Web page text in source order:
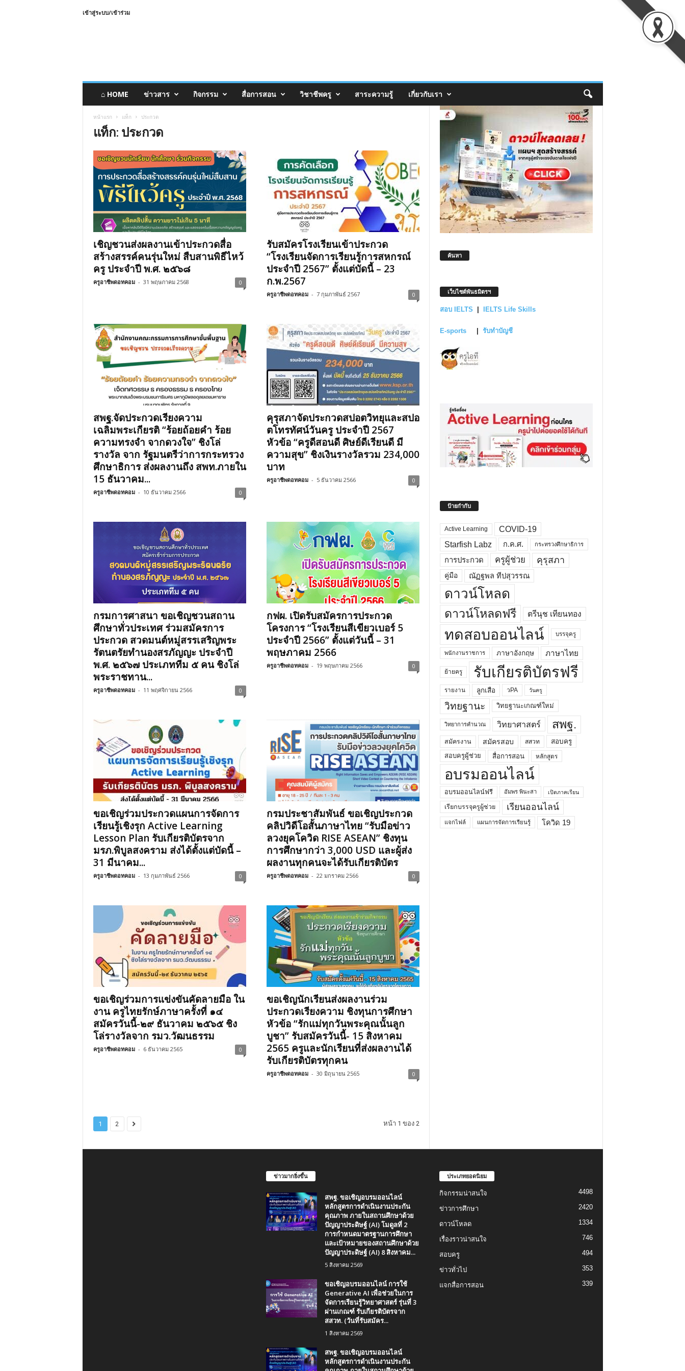
เข้าสู่ระบบ/เข้าร่วม
⌂ HOME ข่าวสาร กิจกรรม สื่อการสอน วิชาชีพครู สาระความรู้ เกี่ยวกับเรา
หน้าแรก แท็ก ประกวด
แท็ก: ประกวด
เชิญชวนส่งผลงานเข้าประกวดสื่อ
สร้างสรรค์คนรุ่นใหม่ สืบสานพิธีไหว้
ครู ประจำปี พ.ศ. ๒๕๖๘
ครูอาชีพดอทคอม - 31 พฤษภาคม 2568 0
รับสมัครโรงเรียนเข้าประกวด
“โรงเรียนจัดการเรียนรู้การสหกรณ์
ประจำปี 2567” ตั้งแต่บัดนี้ – 23
ก.พ.2567
ครูอาชีพดอทคอม - 7 กุมภาพันธ์ 2567 0
สพฐ.จัดประกวดเรียงความ
เฉลิมพระเกียรติ “ร้อยถ้อยคำ ร้อย
ความทรงจำ จากดวงใจ” ชิงโล่
รางวัล จาก รัฐมนตรีว่าการกระทรวง
ศึกษาธิการ ส่งผลงานถึง สพท.ภายใน
15 ธันวาคม...
ครูอาชีพดอทคอม - 10 ธันวาคม 2566 0
คุรุสภาจัดประกวดสปอตวิทยุและสปอ
ตโทรทัศน์วันครู ประจำปี 2567
หัวข้อ “ครูดีสอนดี ศิษย์ดีเรียนดี มี
ความสุข” ชิงเงินรางวัลรวม 234,000
บาท
ครูอาชีพดอทคอม - 5 ธันวาคม 2566 0
กรมการศาสนา ขอเชิญชวนสถาน
ศึกษาทั่วประเทศ ร่วมสมัครการ
ประกวด สวดมนต์หมู่สรรเสริญพระ
รัตนตรัยทำนองสรภัญญะ ประจำปี
พ.ศ. ๒๕๖๗ ประเภททีม ๕ คน ชิงโล่
พระราชทาน...
ครูอาชีพดอทคอม - 11 พฤศจิกายน 2566 0
กฟผ. เปิดรับสมัครการประกวด
โครงการ “โรงเรียนสีเขียวเบอร์ 5
ประจำปี 2566” ตั้งแต่วันนี้ – 31
พฤษภาคม 2566
ครูอาชีพดอทคอม - 19 พฤษภาคม 2566 0
ขอเชิญร่วมประกวดแผนการจัดการ
เรียนรู้เชิงรุก Active Learning
Lesson Plan รับเกียรติบัตรจาก
มรภ.พิบูลสงคราม ส่งได้ตั้งแต่บัดนี้ –
31 มีนาคม...
ครูอาชีพดอทคอม - 13 กุมภาพันธ์ 2566 0
กรมประชาสัมพันธ์ ขอเชิญประกวด
คลิปวิดีโอสั้นภาษาไทย “รับมือข่าว
ลวงยุคโควิด RISE ASEAN” ชิงทุน
การศึกษากว่า 3,000 USD และผู้ส่ง
ผลงานทุกคนจะได้รับเกียรติบัตร
ครูอาชีพดอทคอม - 22 มกราคม 2566 0
ขอเชิญร่วมการแข่งขันคัดลายมือ ใน
งาน ครูไทยรักษ์ภาษาครั้งที่ ๑๔
สมัครวันนี้-๒๙ ธันวาคม ๒๕๖๕ ชิง
โล่รางวัลจาก รมว.วัฒนธรรม
ครูอาชีพดอทคอม - 6 ธันวาคม 2565 0
ขอเชิญนักเรียนส่งผลงานร่วม
ประกวดเรียงความ ชิงทุนการศึกษา
หัวข้อ “รักแม่ทุกวันพระคุณนั้นลูก
บูชา” รับสมัครวันนี้- 15 สิงหาคม
2565 ครูและนักเรียนที่ส่งผลงานได้
รับเกียรติบัตรทุกคน
ครูอาชีพดอทคอม - 30 มิถุนายน 2565 0
1 2 หน้า 1 ของ 2
ค้นหา
เว็บไซต์พันธมิตรฯ
สอบ IELTS IELTS Life Skills
E-sports รับทำบัญชี
ป้ายกำกับ
Active Learning
COVID-19
Starfish Labz
ก.ค.ศ. กระทรวงศึกษาธิการ
การประกวด ครูผู้ช่วย คุรุสภา
คู่มือ ณัฏฐพล ทีปสุวรรณ
ดาวน์โหลด
ดาวน์โหลดฟรี ตรีนุช เทียนทอง
ทดสอบออนไลน์ บรรจุครู
พนักงานราชการ ภาษาอังกฤษ ภาษาไทย
ย้ายครู รับเกียรติบัตรฟรี
รายงาน ลูกเสือ วPA วันครู
วิทยฐานะ วิทยฐานะเกณฑ์ใหม่
วิทยาการคำนวณ วิทยาศาสตร์ สพฐ.
สมัครงาน สมัครสอบ สสวท
สอบครู
สอบครูผู้ช่วย
สื่อการสอน หลักสูตร
อบรมออนไลน์
อบรมออนไลน์ฟรี อัมพร พินะสา เปิดภาคเรียน
เรียกบรรจุครูผู้ช่วย เรียนออนไลน์
แจกไฟล์ แผนการจัดการเรียนรู้ โควิด 19
ข่าวมากยิ่งขึ้น
สพฐ. ขอเชิญอบรมออนไลน์
หลักสูตรการดำเนินงานประกัน
คุณภาพ ภายในสถานศึกษาด้วย
ปัญญาประดิษฐ์ (AI) โมดูลที่ 2
การกำหนดมาตรฐานการศึกษา
และเป้าหมายของสถานศึกษาด้วย
ปัญญาประดิษฐ์ (AI) 8 สิงหาคม...
5 สิงหาคม 2569
ขอเชิญอบรมออนไลน์ การใช้
Generative AI เพื่อช่วยในการ
จัดการเรียนรู้วิทยาศาสตร์ รุ่นที่ 3
ผ่านเกณฑ์ รับเกียรติบัตรจาก
สสวท. (วันที่รับสมัคร...
1 สิงหาคม 2569
สพฐ. ขอเชิญอบรมออนไลน์
หลักสูตรการดำเนินงานประกัน
ประเภทยอดนิยม
กิจกรรมน่าสนใจ 4498
ข่าวการศึกษา 2420
ดาวน์โหลด 1334
เรื่องราวน่าสนใจ 746
สอบครู 494
ข่าวทั่วไป 353
แจกสื่อการสอน 339